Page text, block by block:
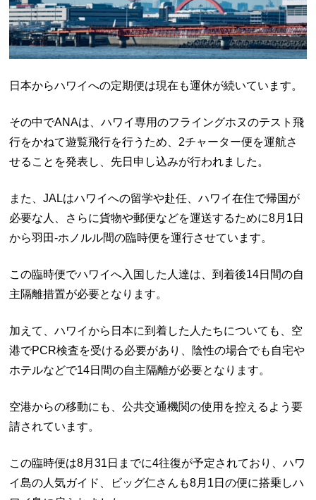
日本からハワイへの定期便は現在も運休が続いています。
その中でANAは、ハワイ専用のフライングホヌのテスト飛
行をかねて遊覧飛行を行うため、2チャーター便を運航さ
せることを発表し、先日申し込みが行われました。
また、JALはハワイへの留学や赴任、ハワイ在住で帰国が
必要な人、さらに貨物や郵便などを運送するために8月1日
から羽田-ホノルル間の臨時便を運行させています。
この臨時便でハワイへ入国した人達は、到着後14日間の自
主隔離措置が必要となります。
加えて、ハワイから日本に到着した人たちについても、空
港でPCR検査を受ける必要があり、陰性の場合でも自宅や
ホテルなどで14日間の自主隔離が必要となります。
空港からの移動にも、公共交通機関の使用を控えるよう要
請されています。
この臨時便は8月31日までに4往復が予定されており、ハワ
イ島の人気ガイド、ビッグ仁さんも8月1日の便に搭乗しハ